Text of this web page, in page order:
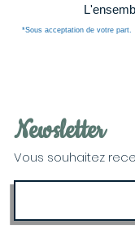
*Sous acceptation de votre part.
Newsletter
Vous souhaitez